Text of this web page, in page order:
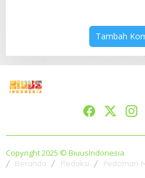
Tambah
Copyright 2025 © BiuusIndonesia
Beranda Redaksi Pedoman